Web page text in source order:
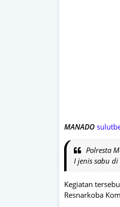
MANADO
Polresta
I jenis sabu
Kegiatan
Resnarkoba